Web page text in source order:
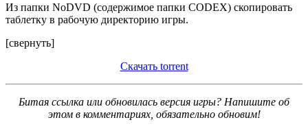
Из папки NoDVD (содержимое папки CODEX) скопировать
таблетку в рабочую директорию игры.
[свернуть]
Скачать torrent
Битая ссылка или обновилась версия игры? Напишите об
этом в комментариях, обязательно обновим!